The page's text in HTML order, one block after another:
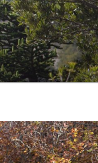
to secure the